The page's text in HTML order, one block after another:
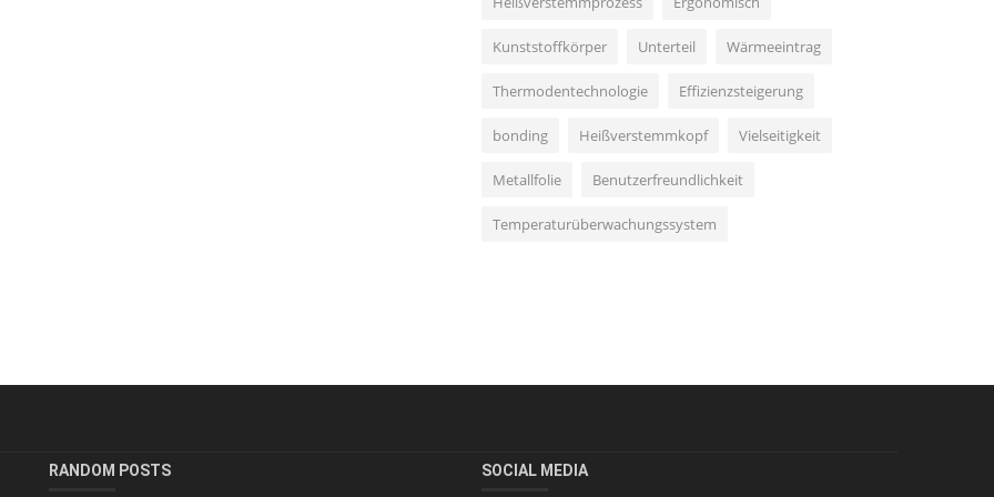
Kunststoffkörper Unterteil Wärmeeintrag
Thermodentechnologie Effizienzsteigerung
bonding Heißverstemmkopf Vielseitigkeit
Metallfolie Benutzerfreundlichkeit
Temperaturüberwachungssystem
RANDOM POSTS SOCIAL MEDIA